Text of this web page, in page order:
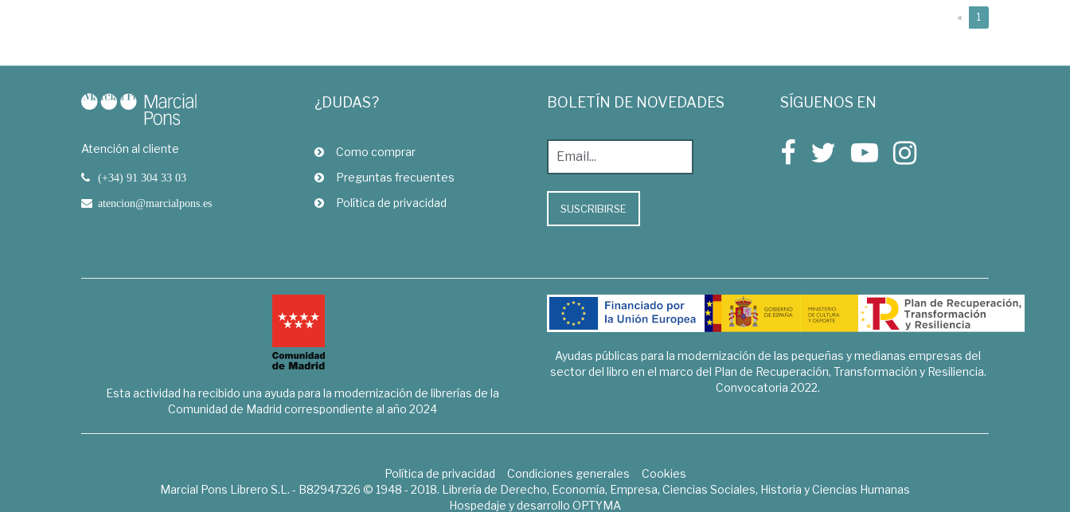
« 1
Atención al cliente
(+34) 91 304 33 03
atencion@marcialpons.es
¿DUDAS?
Como comprar
Preguntas frecuentes
Política de privacidad
BOLETÍN DE NOVEDADES
SUSCRIBIRSE
SÍGUENOS EN
Esta actividad ha recibido una ayuda para la modernización de librerías de la
Comunidad de Madrid correspondiente al año 2024
Ayudas públicas para la modernización de las pequeñas y medianas empresas del
sector del libro en el marco del Plan de Recuperación, Transformación y Resiliencia.
Convocatoria 2022.
Política de privacidad Condiciones generales
Cookies
Marcial Pons Librero S.L. - B82947326 © 1948 - 2018. Librería de Derecho, Economía, Empresa, Ciencias Sociales, Historia y Ciencias Humanas
Hospedaje y desarrollo OPTYMA